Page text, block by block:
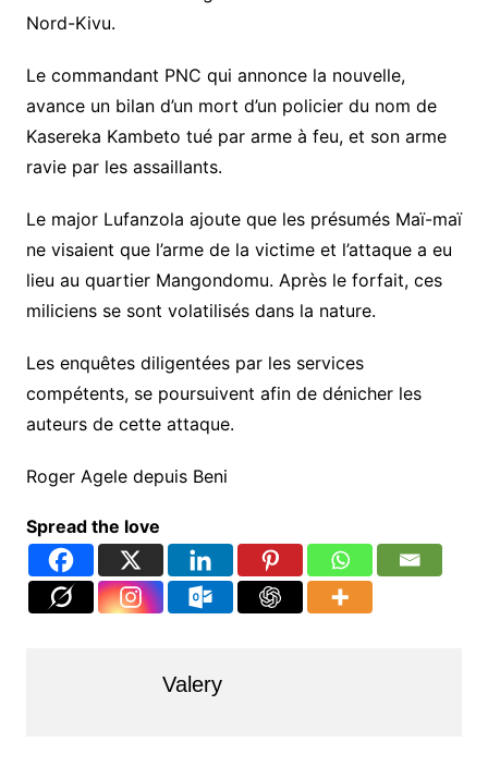
Nord-Kivu.
Le commandant PNC qui annonce la nouvelle,
avance un bilan d’un mort d’un policier du nom de
Kasereka Kambeto tué par arme à feu, et son arme
ravie par les assaillants.
Le major Lufanzola ajoute que les présumés Maï-maï
ne visaient que l’arme de la victime et l’attaque a eu
lieu au quartier Mangondomu. Après le forfait, ces
miliciens se sont volatilisés dans la nature.
Les enquêtes diligentées par les services
compétents, se poursuivent afin de dénicher les
auteurs de cette attaque.
Roger Agele depuis Beni
Spread the love
Valery